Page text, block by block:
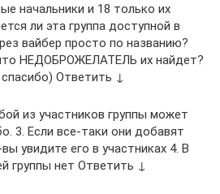
начальники и 18 только их
ли эта группа доступной в
вайбер просто по названию?
НЕДОБРОЖЕЛАТЕЛЬ их найдет?
Ответить ↓
из участников группы может
3. Если все-таки они добавят
увидите его в участниках 4. В
группы нет Ответить ↓